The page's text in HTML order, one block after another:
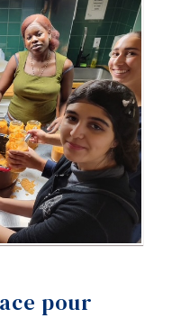
pour
actuels
enseignant et
administratif
et visiteur·euses